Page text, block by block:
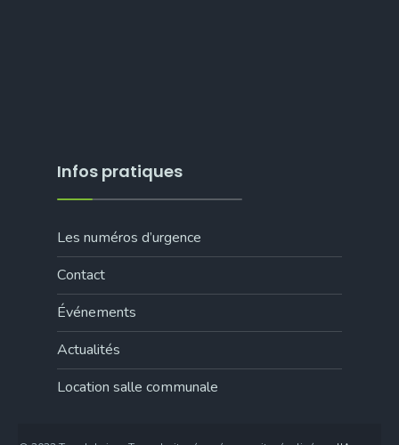
Infos pratiques
Les numéros d’urgence
Contact
Événements
Actualités
Location salle communale